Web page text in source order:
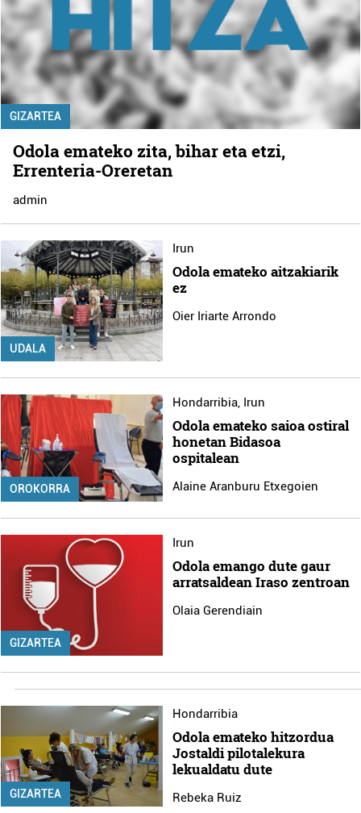
GIZARTEA
Odola emateko zita, bihar eta etzi,
Errenteria-Oreretan
admin
UDALA
Irun
Odola emateko aitzakiarik
ez
Oier Iriarte Arrondo
OROKORRA
Hondarribia, Irun
Odola emateko saioa ostiral
honetan Bidasoa
ospitalean
Alaine Aranburu Etxegoien
GIZARTEA
Irun
Odola emango dute gaur
arratsaldean Iraso zentroan
Olaia Gerendiain
GIZARTEA
Hondarribia
Odola emateko hitzordua
Jostaldi pilotalekura
lekualdatu dute
Rebeka Ruiz